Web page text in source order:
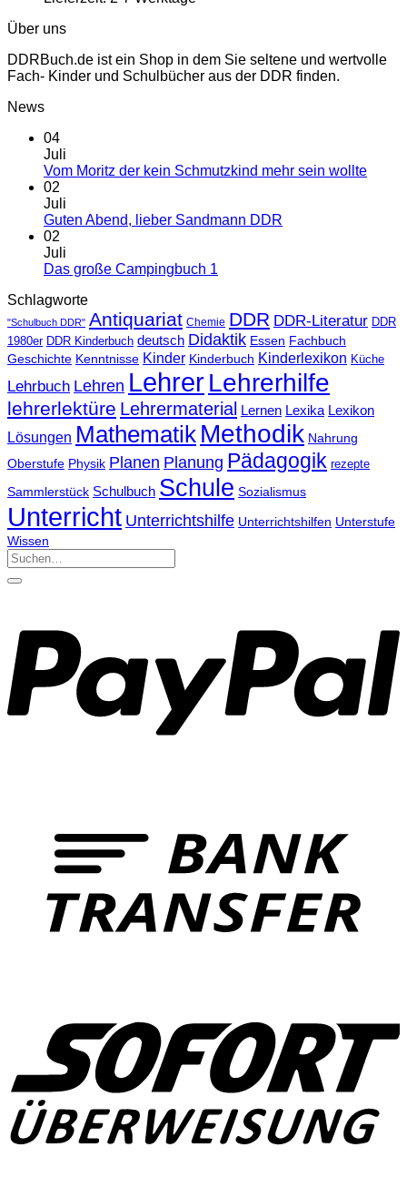
Über uns
DDRBuch.de ist ein Shop in dem Sie seltene und wertvolle
Fach- Kinder und Schulbücher aus der DDR finden.
News
04
Juli
Vom Moritz der kein Schmutzkind mehr sein wollte
02
Juli
Guten Abend, lieber Sandmann DDR
02
Juli
Das große Campingbuch 1
Schlagworte
"Schulbuch DDR" Antiquariat Chemie DDR DDR-Literatur DDR
1980er DDR Kinderbuch deutsch Didaktik Essen Fachbuch
Geschichte Kenntnisse Kinder Kinderbuch Kinderlexikon Küche
Lehrbuch Lehren LehrerLehrerhilfe
lehrerlektüre Lehrermaterial Lernen Lexika Lexikon
Lösungen Mathematik Methodik Nahrung
Oberstufe Physik Planen Planung Pädagogik rezepte
Sammlerstück Schulbuch Schule Sozialismus
Unterricht Unterrichtshilfe Unterrichtshilfen Unterstufe
Wissen
Suchen
nach: